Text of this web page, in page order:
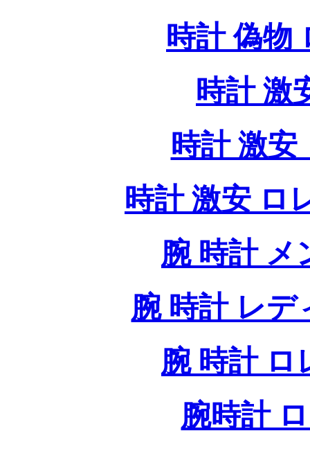
時計 偽物
時計 激
時計 激安
時計 激安 ロ
腕 時計 メ
腕 時計 レデ
腕 時計 ロ
腕時計